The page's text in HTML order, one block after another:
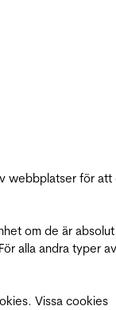
webbplatser för att
om de är absolut
alla andra typer av
Vissa cookies